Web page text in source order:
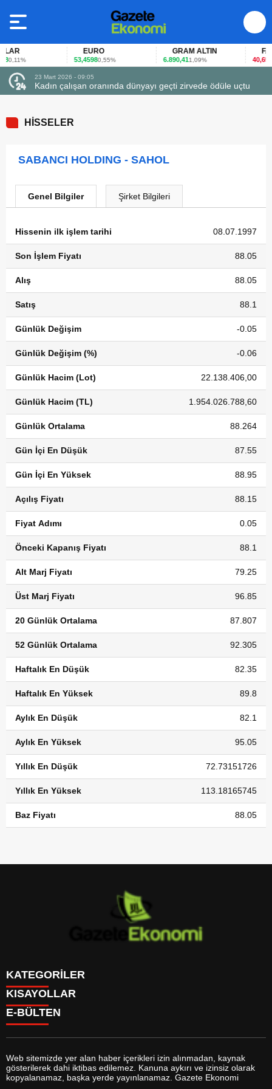
0,11%
EURO
53,45980,55%
GRAM ALTIN
6.890,411,09%
FAİZ
40,65-
23 Mart 2026 - 09:05
Kadın çalışan oranında dünyayı geçti zirvede ödüle uçtu
HİSSELER
SABANCI HOLDING - SAHOL
Genel Bilgiler Şirket Bilgileri
Hissenin ilk işlem tarihi 08.07.1997
Son İşlem Fiyatı 88.05
Alış 88.05
Satış 88.1
Günlük Değişim -0.05
Günlük Değişim (%) -0.06
Günlük Hacim (Lot) 22.138.406,00
Günlük Hacim (TL) 1.954.026.788,60
Günlük Ortalama 88.264
Gün İçi En Düşük 87.55
Gün İçi En Yüksek 88.95
Açılış Fiyatı 88.15
Fiyat Adımı 0.05
Önceki Kapanış Fiyatı 88.1
Alt Marj Fiyatı 79.25
Üst Marj Fiyatı 96.85
20 Günlük Ortalama 87.807
52 Günlük Ortalama 92.305
Haftalık En Düşük 82.35
Haftalık En Yüksek 89.8
Aylık En Düşük 82.1
Aylık En Yüksek 95.05
Yıllık En Düşük 72.73151726
Yıllık En Yüksek 113.18165745
Baz Fiyatı 88.05
KATEGORİLER
GÜNDEM
DÜNYA
SİYASET
MAGAZİN
SAĞLIK
EĞİTİM
YAŞAM
KISAYOLLAR
BURÇLAR
FİKSTÜR
FİRMA EKLE
FİRMA REHBERİ
E-BÜLTEN
gazeteekonomi.com e-bültenine abone olarak, tarafınıza haber,
Web sitemizde yer alan haber içerikleri izin alınmadan, kaynak
gösterilerek dahi iktibas edilemez. Kanuna aykırı ve izinsiz olarak
kopyalanamaz, başka yerde yayınlanamaz. Gazete Ekonomi